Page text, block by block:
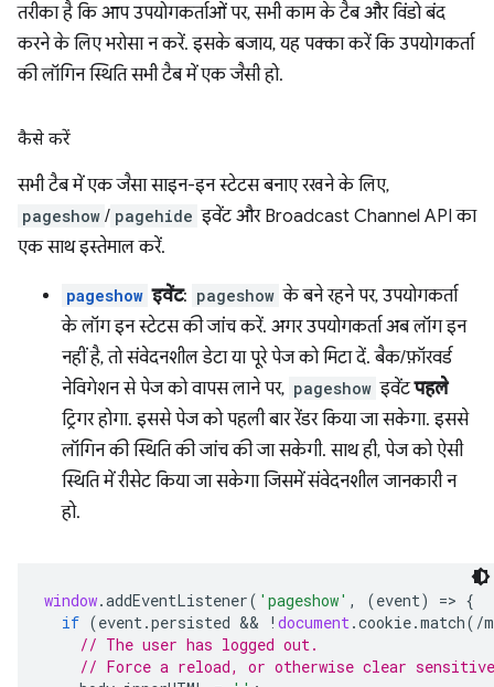
तरीका है कि आप उपयोगकर्ताओं पर, सभी काम के टैब और विंडो बंद
करने के लिए भरोसा न करें. इसके बजाय, यह पक्का करें कि उपयोगकर्ता
की लॉगिन स्थिति सभी टैब में एक जैसी हो.
कैसे करें
सभी टैब में एक जैसा साइन-इन स्टेटस बनाए रखने के लिए,
pageshow / pagehide इवेंट और Broadcast Channel API का
एक साथ इस्तेमाल करें.
pageshow इवेंट: pageshow के बने रहने पर, उपयोगकर्ता
के लॉग इन स्टेटस की जांच करें. अगर उपयोगकर्ता अब लॉग इन
नहीं है, तो संवेदनशील डेटा या पूरे पेज को मिटा दें. बैक/फ़ॉरवर्ड
नेविगेशन से पेज को वापस लाने पर, pageshow इवेंटपहले
ट्रिगर होगा. इससे पेज को पहली बार रेंडर किया जा सकेगा. इससे
लॉगिन की स्थिति की जांच की जा सकेगी. साथ ही, पेज को ऐसी
स्थिति में रीसेट किया जा सकेगा जिसमें संवेदनशील जानकारी न
हो.
window.addEventListener( 'pageshow' , (event) => {
if (event.persisted && ! document.cookie.match( /
// The user has logged out.
// Force a reload, or otherwise clear